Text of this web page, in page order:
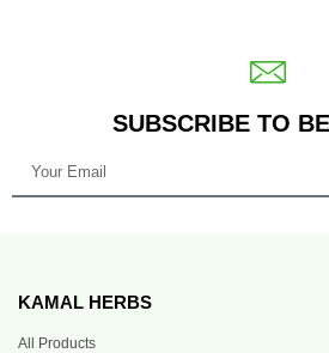
SUBSCRIBE TO
KAMAL HERBS
All Products